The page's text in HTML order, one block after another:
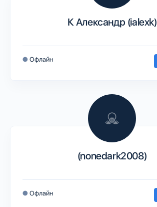
К Александр (ialexk)
● Офлайн
(nonedark2008)
● Офлайн